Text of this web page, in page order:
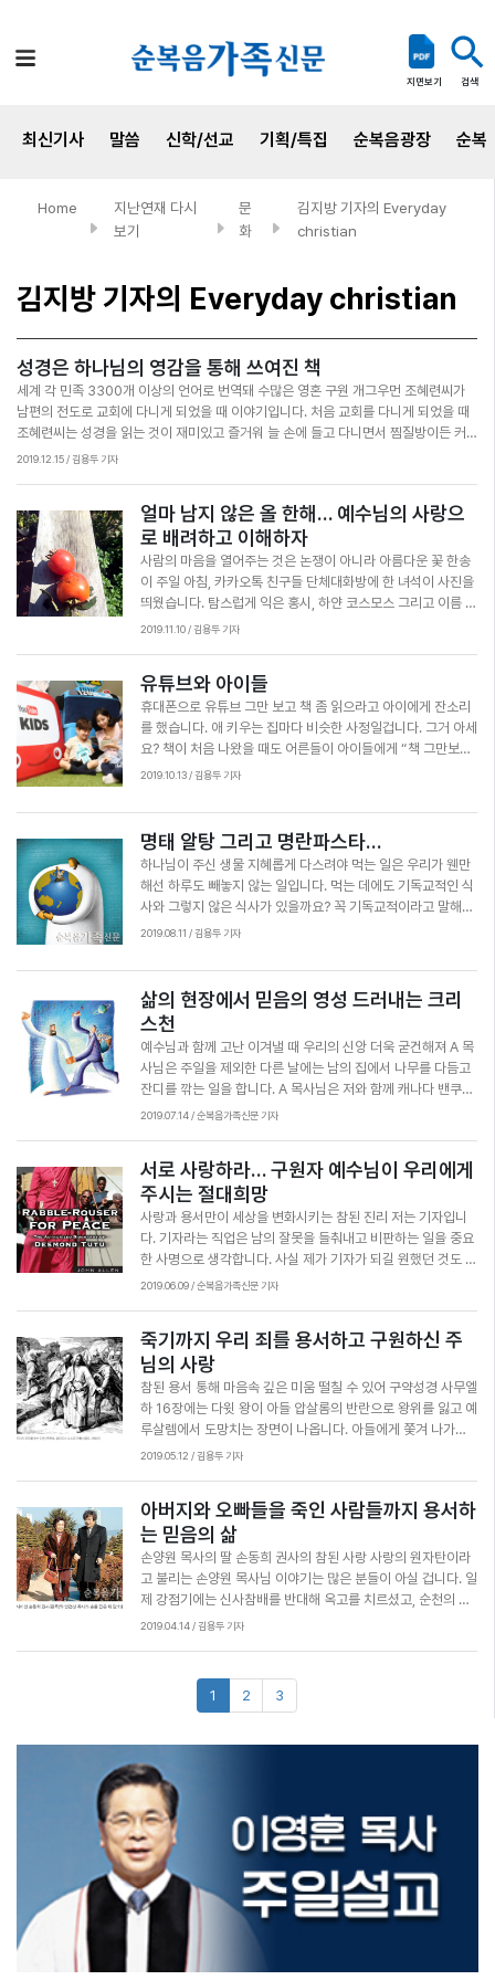
지면보기 검색
최신기사 말씀 신학/선교 기획/특집 순복음광장 순복
Home
지난연재 다시
보기
문
화
김지방 기자의 Everyday
christian
김지방 기자의 Everyday christian
성경은 하나님의 영감을 통해 쓰여진 책
세계 각 민족 3300개 이상의 언어로 번역돼 수많은 영혼 구원 개그우먼 조혜련씨가
남편의 전도로 교회에 다니게 되었을 때 이야기입니다. 처음 교회를 다니게 되었을 때
조혜련씨는 성경을 읽는 것이 재미있고 즐거워 늘 손에 들고 다니면서 찜질방이든 커
피숍이든 어디를 가든 작은 소리로 읽었습니다. 사람들을 만나면 먼저 성경 이야기부
경책에 하나님의 뜻이 모두 계시돼 있다고 믿고 ‘오직 성경’(Sola Scriptura)이라는
정신으로 이 책을 읽고 연구하고 묵상하고 설교합니다. 기독교 외에 다른 종교는 대개
혼자 명상을 하거나 몸을 수련해 도를 깨닫기를 추구한다거나 교주의 말을 맹종하거나
율법이나 강령을 지키는 것이 바른 신앙이라고 믿는 경우가 많습니다. 그런데 참 역설
적이게도 기독교만큼 경전을 다양하게 번역하는 종교가 없습니다. 이슬람교는 코란의
공식 번역을 금지하고 있고 유교도 사서삼경을 원문 그대로 외우고 또 외웁니다. 유독
마나 많은지 가장 권위 있는 번역본을 펴내는 성서공회에서 낸 성경만 해도 개역판 개
역개정판 표준새번역판 새번역판 등 시대에 따라 말이 바뀌듯 성경도 현대어에 맞게
여러 형태로 번역했습니다. 변함없는 진리의 하나님 말씀을 현대의 언어로 번역해 정
확하게 전달하려는 노력입니다. 성경책을 읽지만 책 너머에서 책을 통해 역사하는 하
나님을 믿기 때문입니다. 기독교는 책의 종교라면서도 문자에만 집착하지도 않고 그렇
다고 자유롭게 해석하도록 마냥 풀어놓지도 않습니다. 왜 그럴까요? 아마도 그 답은
‘성경은 하나님의 영감으로 씌여진 책’이라는 데에 있지 않나 싶습니다. 성경을 쓸 때
하나님이 개입하셔서 문자로 다 담기 어려운 깊은 의미까지 녹아들도록 영감을 주셨고
읽는 사람들도 성경 속에 담긴 하나님의 영감을 함께 받기를 바라는 마음으로 성경을
읽어야 한다는 겁니다. 예수님께서 바리새인이나 사두개인들을 질타하신 이유도 비슷
한 것 같습니다. 이들은 율법에 담긴 하나님의 사랑과 정의를 살리려 하기 보다 문자적
인 율법을 지키는데 집착하다가 하나님의 사랑을 잃어버렸습니다. 요즘 교회 안팎에서
기독교인들을 미혹시키는 이단들은 성경을 ‘있는 그대로’ 해석한다면서 자기네가 만든
을 구하는 것입니다. 교회의 목회자나 좋은 신앙서적, 신학서적을 참고하고 교회 공동
체 안에서 함께 성경을 공부합니다. 그래도 자신이 성경을 읽으면서 생각한 것이 과연
하나님의 뜻과 일치하는지 조심스럽게 묻고 조심스럽게 적용하면서 겸손하게 실천합
니다. 그 속에서 사랑의 열매가 맺히는지, 하나님의 영광이 드러나는지 지켜보면서 성
경 속에 담긴 참 뜻을 구합니다. 조심스러우니까 때로는 답답하게 느껴질 수도 있고
성숙해졌다는 증표일 수 있습니다. 신앙이 깊은 사람일수록 더욱더 자신의 생각이 하
나님의 뜻과 맞는지 조심하게 됩니다. 성경을 읽고 또 읽고 연구하는 까닭도 여기에 있
습니다. 그동안 이 지면을 통해 여의도순복음교회 성도님들을 뵈어서 참 감사했습니
다. 성경을 열심히 읽으며 또 세상 속에서 하나님의 뜻을 구하고 실천하다보면 또 다른
곳에서 뵙게 되리라 믿습니다. 그 때까지 안녕히 계십시오.<끝>
2019.12.15 / 김용두 기자
얼마 남지 않은 올 한해… 예수님의 사랑으
로 배려하고 이해하자
사람의 마음을 열어주는 것은 논쟁이 아니라 아름다운 꽃 한송
이 주일 아침, 카카오톡 친구들 단체대화방에 한 녀석이 사진을
띄웠습니다. 탐스럽게 익은 홍시, 하얀 코스모스 그리고 이름 모
르는 분홍색 꽃들 사진입니다. '올해 마지막 꽃들'이라고 한마디
어 보내준 니 마음도 꽃처럼 예쁘다." 지난 두 달간 참 큰 다툼이
있었습니다. 정치적인 견해가 다르다는 이유로 카카오톡이나
페이스북 같은 소셜미디어에서 서로 반목하는 일이 비일비재했
습니다. 단체 대화방에선 아예 정치와 관련된 얘기는 금지어가
되기도 했습니다. 저도 뭔가 말을 하려다 관두기도 했습니다. 왠
가을바람이 선선해질 무렵 친구가 보내준 꽃 사진이 유난히 더
고마웠던 이유입니다. 꽃과 열매를 찍은 사진이 상처 난 마음에
연고를 발라주는 듯 했습니다. 고백하자면 저는 꽃 산 나무 이런
사진을 별로 좋아하지 않았습니다. 등산길에 휴대폰을 꺼내 바
위와 나무와 꽃을 찍어 소셜미디어에 올리는 모습이 참 고리타
분하다 생각했습니다. 예전 싸이월드 시절부터 그랬습니다. 패
밀리 레스토랑에서 비싸고 화려한 음식 먹는 사진, 카페에서 음
게 파헤치는 주장, 남들이 생각 못했던 촌철살인의 시각을 소개
하려고 했습니다. 사람들이 '좋아요'를 많이 눌러주면 제 자신이
남들보다 조금 더 앞서가고 뛰어난 것 같은 착각에 빠졌습니다.
소셜미디어는 자유로운 공론의 장이 되어 가장 좋은 의견으로
사람들의 생각을 모아주리라 기대했습니다. 기대는 실망으로
바뀌었습니다. 논쟁이 벌어지면 사람들은 깊이 생각해보기 전
하고 비웃기 일쑤였습니다. 특히 정치적인 주제로 논쟁을 하면
모두 교회를 사랑하고 나라를 걱정하는 사람들인데도 서로 손
가락질하고 비난을 퍼붓곤 했습니다. 마음이 아팠습니다. 생각
이 같은 사람들끼리만 서로 '좋아요''멋져요'를 누르다보니, 나
와 생각이 다른 사람의 의견을 듣기는 갈수록 어려워졌습니다.
려 더 고립되는 것은 아닌가 하는 생각까지 들었습니다. 어차피
논쟁을 해봐야 끼리끼리 모여서 '좋아요'를 누르는 걸로 끝날 거
라면 좀 더 많은 사람들이 맘 편하게 즐길 수 있는 재미난 영상
이나 노래, 자연을 찍은 사진를 공유하는 편이 더 낫지 않겠습니
까. 현실을 외면하려는 것은 아닙니다. 사람의 마음을 열어주는
것은 치열한 논쟁이 아니라 아름다운 꽃 한송이라는 걸 이제야
알았다는 얘기입니다. 얼마 전 한 곡의 노래를 알게 되었습니다.
보니 손발이 시리고 참으로 곤하다. 인생이 이런 거지. 산다는
것이 쉬운 일 아니야. 저기 저기 보세요. 콘크리트 틈에 진달래
가 피었네. 아름다운 진달래 나를 보려 찾아왔구나. 진달래야 너
는 원망도 않고 모두를 반기는구나. 너를 만나 기쁘다. 안녕, 감
사해." 혹시 카카오톡, 페이스북, 유튜브 같은 소셜미디어에서
말다툼을 벌이다 멀어진 친구가 있습니까? 벌써 11월인데, 오
늘은 예쁜 낙엽 사진이나 한강 풍경 사진을 보내면서 이렇게 덧
붙여 보면 어떨까요. "친구야, 예쁜 걸 보니 니 생각이 난다. 속
상했지? 미안해. 예수님의 사랑으로 용서해줘. 우리 꽃처럼 다
시 웃자."
2019.11.10 / 김용두 기자
유튜브와 아이들
휴대폰으로 유튜브 그만 보고 책 좀 읽으라고 아이에게 잔소리
를 했습니다. 애 키우는 집마다 비슷한 사정일겁니다. 그거 아세
요? 책이 처음 나왔을 때도 어른들이 아이들에게 “책 그만보고
일 좀 하라”고 잔소리를 했다고 합니다. 책에 담긴 옛이야기나
사회문제가 됐다고 합니다. 새로운 미디어가 등장하면 늘 젊은
이들은 환호하고 어른들은 걱정했나봅니다. 우리 아이들이 어
른이 되면 더 어린 아이들에게 ‘게임 조금만 하고 유튜브로 공부
하라’고 잔소리를 할지도 모르겠습니다. 저는 요즘 유튜브 영상
을 만드는 일을 합니다. 일 때문에라도 유튜브를 많이 봐야 합니
다. “아이들이 부러워하는 직업이겠네요”라고 누군가 얘기한다
면 “하하… 그럴까요?”라고 답합니다. 유튜브에는 1분마다
이는 영상 한 두개를 보면 유튜브에서 척척 제가 좋아할만한 영
상을 추천해줍니다. 어른도 계속 빠져서 보게 만드니 아이들이
유튜브만 들여다보는 게 이해는 됩니다. 유튜브에는 다른 영상
에 비해 기독교 영상이 아직 많이 부족합니다. 목사님들의 설교
나 집회에서 부른 찬양, 간증이 많은데 아무래도 젊은이나 아이
습니다. 자기들끼리 ‘좋아요’도 많이 누르고 조회수도 올려주니
교회나 기독교단체들이 만든 영상보다 더 쉽게 검색이 됩니다.
가짜 뉴스 영상도 많습니다. 진짜 뉴스보다 더 자극적이고 단순
해서 진실이라고 믿기 쉽습니다. 사정이 이러니 유튜브 보지마
라고 잔소리를 할 수 밖에 없습니다. 책도 좀 읽고 밖에 나가 바
친구들끼리 모여 또 유튜브 볼 겁니다. 흑흑.) 유튜브를 못 보게
하는 건 불가능하고 바람직하지도 않습니다. 어차피 아이들이
유튜브로 정보도 얻고 공부도 하고 설교도 듣는다면, 좋은 영상
을 찾아 고를 수 있게 또 미리 유튜브 보는 시간을 정해 놓고 절
제할 수 있게 가르치는 일이 더 중요합니다. 제 생각에 가장 좋
은 유튜브 교육은 직접 영상을 만들어보는 겁니다. 직접 영상으
로 자신을 표현하고 다른 사람에게 ‘좋아요’를 받는 창작자, 요
즘 말로 크리에이터(Creator)가 되려는 사람들이 많습니다. 아
이들은 더 말할 것도 없지요. 친구들끼리 모여서 영상을 만들면
자연스럽게 밖으로 나가게 되겠지요? 무슨 내용을 어떻게 촬영
해서 편집할까 고민하다보면 짧은 유튜브 영상 한편을 만드는
데에도 얼마나 많은 공부와 노력이 필요한지도 저절로 깨닫게
될 겁니다. 또 어떤 영상이 진심을 담아 만든 좋은 영상인지, 어
떤 영상이 쉽게 인기만 끌려고 자극적으로 만든 엉터리 영상인
지 분별할 수 있는 눈도 생깁니다. 영상을 만드는데 시간이 제법
많이 듭니다. 아마 한 두편 만들다보면 힘들어서 못하겠다고 할
테니 너무 걱정할 필요는 없습니다. 만약 계속 영상을 만들겠다
고 하면 요즘 인기 있는 직업인 유튜버가 될 자질이 있을지 누가
떨까요? 우리 교회를 소개하는 영상, 교회를 다니는 것이 얼마
나 즐겁고 재미있는지 얘기하는 영상, 성경에 나오는 이야기를
미리 유튜브에서 목사님 설교나 교회 소개 영상을 찾아보는 경
우도 많거든요. 그리고 자녀와 함께 유튜브를 보시게 되면 제가
만들고 있는 ‘미션라이프’ 채널의 영상도 한번 봐주시길 부탁드
립니다. 꾸벅! 김지방(국민일보 기자)
2019.10.13 / 김용두 기자
명태 알탕 그리고 명란파스타…
하나님이 주신 생물 지혜롭게 다스려야 먹는 일은 우리가 웬만
해선 하루도 빼놓지 않는 일입니다. 먹는 데에도 기독교적인 식
사와 그렇지 않은 식사가 있을까요? 꼭 기독교적이라고 말해야
할지는 모르겠지만 하나님이 더 기뻐하시는 식사법은 있을 것
니다. 궤짝에 여러 마리를 집어넣어 상자 째로 팔 정도였으니까
요. 이름도 다양합니다. 잡은 그대로면 생태, 얼리면 동태, 말리
면 명태, 새끼는 노가리라고 불립니다. 구워 먹고 튀겨 먹고 국
끓여 먹는 건 기본입니다. 알은 명란젓, 내장은 창란젓, 아가미
는 아가미젓을 만들어 먹지요. 알만 모아서 매운탕처럼 끓여내
는 알탕은 가장 값싸게 생선 맛을 볼 수 있는 요리였지요. 이 명
태가 귀한 몸이 되었습니다. 이미 80년대부터 동해바다에서 잡
히는 양이 급격히 줄어들었고 2008년부터 사실상 명태 어획
량은 0이 되었다고 합니다. 동해 바다에서 찾아보기도 힘들어
서 산 채로 잡은 명태는 정부가 한 마리에 50만원을 주고 사들
인다고 합니다. 어쩌다 이렇게 됐을까요? 여러 이유가 있지만
새끼까지 잡아서 구워먹고 알마저 젓을 담그고 탕을 끓여 먹으
니 제대로 번식할 기회마저 없지 않았을까 싶습니다. 한국인의
명태 소비량은 연간 30 만톤이 넘는다고 하니 그만큼 또 러시
아나 일본 혹은 미국이나 캐나다의 바다에서 잡은 걸 수입해 와
야 합니다. 지구의 70%가 바다이고 물고기들은 한 번에 수 만
데 그게 아니었습니다. 미국과 캐나다에서도 이미 명태의 사촌
인 대구가 멸종 위기에 있습니다. 이대로라면 알을 품은 암컷을
산 채로 장을 담그는 걸 최고로 치는 꽃게나 알 자체가 최고급
요리로 꼽히는 철갑상어와 연어도 밥상에서 사라지게 될지 모
릅니다. 창세기 1장 28절을 보면 하나님께서는 사람을 만드시
고는 “바다의 물고기와 하늘의 새와 땅에 움직이는 모든 생물을
다스리라”고 명령하셨습니다. 우리는 과연 바다의 물고기를 포
우 개인이 취미 삼아 낚시를 하려고 해도 반드시 면허를 받아야
합니다. 면허는 1년에 몇 만원에 해당하는 돈만 내면 쉽게 받을
수 있지만 그 과정에서 어떤 물고기는 잡으면 안 되는지 배우게
됩니다. 크기가 손바닥보다 작은 물고기는 잡아도 놔줘야 하고
크기가 크더라도 암컷은 무조건 놔줘야 합니다. 또 하루에 한 사
람이 잡을 수 있는 물고기도 딱 2마리로 제한됩니다. 물고기가
게 합니다. 한마디로 취미로만 낚시를 해야 하고 물고기들이 알
을 낳고 번식하는 걸 방해해선 안 된다는 거죠. 만약 이런 규제
십 만원에 해당하는 벌금을 내야 합니다. 낚시꾼이 모이는 곳마
다 감독관이 있어서 아주 강력하게 처벌합니다. 낚시면허제도
는 캐나다만 아니라 미국 독일 프랑스 같은 여러 선진국에서 시
행되고 있습니다. 물론 바다에서 물고기가 사라지는게 낚시꾼
만의 책임은 아닙니다. 갈수록 뜨거워지는 지구온난화 탓도 있
고 훨씬 더 많은 물고기를 잡는 상업 어선들이 얼마나 법규정을
잘 지키는지도 따져봐야 합니다. 그래서 더더욱 기독교인이라
면 낚시꾼이나 어부들만 탓할 게 아니라 나부터 물고기까지도
잘 다스리라는 하나님의 명령을 어떻게 실천할지 고민해야 합
니다. 알탕이나 명란파스타 주문을 줄이는 것부터 시작하면 어
떨까요? 우리 아이들이 명태를 그림책에서 멸종 동물로 배우기
2019.08.11 / 김용두 기자
삶의 현장에서 믿음의 영성 드러내는 크리
스천
예수님과 함께 고난 이겨낼 때 우리의 신앙 더욱 굳건해져 A 목
사님은 주일을 제외한 다른 날에는 남의 집에서 나무를 다듬고
잔디를 깎는 일을 합니다. A 목사님은 저와 함께 캐나다 밴쿠버
의 대학원에 다니는 학생입니다. 여기서 공부하는 학생들 절반
사님처럼 다양한 아르바이트를 하고 있습니다. 공부도 하고 가
족도 먹여 살려야 하니까요. 정원사 일을 하는 A 목사님은 "교
회에서만 아니라 일터에서도 하나님의 이름을 기억하고 그리스
도인답게 살아야 한다는 가르침을 직접 실천해보려고 노력한
다"면서도 "솔직히 일을 하다보면 힘들다는 것 말고는 아무 생
각도 안 난다"고 말했습니다. 목사님은 "평신도들이 주일에 교
으니 두 가지 이야기가 생각났습니다. 하나는 어느 목사님께서
사역하는 교회를 옮기시는 중에 잠깐 일반 직장에서 일을 했는
데, 여름성경학교를 위해서 휴가를 쓰겠다고 했다가 욕을 바가
지로 먹고는 결국 사표를 썼다는 얘기였습니다. 이 목사님은
"내가 얼마나 세상을 몰랐는지 뒤늦게 깨닫고 펑펑 울었다"며
요일부터 토요일까지도 신앙인으로 살아야 한다는 말은 쉽게
하지만 사실 교회에 나오지 않는 평일, 더구나 직장이나 믿지 않
는 사람들과의 인간관계 속에서 하나님을 기억하고 성경대로
살기 위해 노력하는 일은 쉽지 않습니다. 우선 일이나 관계에 집
중하다보면 다른 생각을 할 겨를이 없고 그리스도인답게 살아
기가 어렵기 때문입니다. 또 하나는 저의 어머니 이야기입니다.
제가 아직 어릴 때 아버지가 돌아가셔서 어머니는 혼자 4명의
아들과 딸을 키우셨습니다. 어머니는 늦은 밤 집에서 예배를 드
리면서 찬송가를 부르다 자주 우셨습니다. "험한 시험 물속에서
소서." 지금 와서 생각해보면 매일 저녁 단칸방에서 드리던 그
예배가 주는 위로와 힘 덕분에 저희 가족이 어려운 시절을 견뎌
낸 것 같습니다. 때로는 세상에서 당하는 고난이 우리에게 오히
려 유익이 될 때가 있습니다. 고난을 이겨내기 위해 예수님을 기
억하고 의지한다면 고난을 거친 뒤 우리의 믿음은 더 굳건해지
기 때문입니다. 월요일부터 토요일까지 세상 속에서 살아가는
동안에도 그리스도인이라는 생각을 버리지 않고 역경과 유혹에
굴복하지 않으며 그리스도인답게 살려고 노력하는 것이 바로
영적 체력 단련의 시작입니다. 근육을 기르려는 사람이 일주일
에 하루만 운동하는 것으로 만족하지 않듯이 우리도 영적 체력
을 기르려면 평일에도 직장에서도 가정이나 학교에서도 항상
2019.07.14 / 순복음가족신문 기자
서로 사랑하라… 구원자 예수님이 우리에게
주시는 절대희망
사랑과 용서만이 세상을 변화시키는 참된 진리 저는 기자입니
다. 기자라는 직업은 남의 잘못을 들춰내고 비판하는 일을 중요
한 사명으로 생각합니다. 사실 제가 기자가 되길 원했던 것도 우
리 사회의 감춰진 비리를 찾아내고 바로 잡아 더 나은 세상을 만
원, 재벌 총수, 경찰과 판사까지 수많은 사람을 향해 공개적으로
꾸짖었습니다. 제가 쓴 기사 때문에 어떤 사람은 자리에서 쫓겨
나고 어떤 사람은 공천을 받지 못해 정치에서 은퇴하기도 했습
니다. 사람만 아니라 잘못된 정부 정책, 비합리적인 행태, 왜곡
된 가치관도 수없이 지적하고 잘잘못을 가려보려 했습니다. 정
부가 잘못을 바로 잡고 새로운 정책을 도입하는 것을 보며 보람
뒤집히기도 했습니다. 그런데 세상이 생각만큼 많이 바뀌지는
않았습니다. 좋은 의도로 시작했던 변화가 나중에는 더 나쁜 결
과를 가져오는 것도 보았습니다. 더 가슴 아픈 것은 20년 전과
비교해 보면 요즘엔 오히려 서로 손가락질하고 혐오하는 모습
이 더 심해진 것처럼 보인다는 점이었습니다. 기자들마저 쓰레
모습에서 저는 역사가 남긴 깊은 고통을 보았습니다. 한국인이
20세기에 겪은 식민지 경험과 전쟁의 공포가 남긴 분노와 불안
성장을 이루면서 독재와 싸우고 민주화를 성취한 우리의 역사
는 자랑스럽고 위대하지만 그 과정에서 우리 마음속에는 미움
과 원한이 너무 많이 쌓여 버렸습니다. 어떻게 하면 이 역사의
상처를 치유할 수 있을까? 이 공포와 분노를 어떻게 극복할 수
있을까? 저는 저희와 비슷한 경험을 가진 다른 나라의 사례가
있는지 찾아보았습니다. 지난 1년 동안 이 지면을 통해 소개한
여러 사람들의 이야기가 바로 제가 찾은 사례들이었습니다. 수
백 년간 노예생활을 했던 흑인들, 하루에 수백 명씩 처형했던 독
재정권, 부모를 죽인 원수의 손에 길러진 아이들… 그 이야기들
을 따라가면서 솔직히 제 마음 한켠에선 안도의 한숨이 나왔습
니다. “우리만이 아니었구나. 이념 갈등과 식민주의와 전쟁과
독재 속에서 서로를 죽일 만큼 미워하고 괴로워했던 것은 한국
2019.06.09 / 순복음가족신문 기자
죽기까지 우리 죄를 용서하고 구원하신 주
님의 사랑
참된 용서 통해 마음속 깊은 미움 떨칠 수 있어 구약성경 사무엘
하 16장에는 다윗 왕이 아들 압살롬의 반란으로 왕위를 잃고 예
루살렘에서 도망치는 장면이 나옵니다. 아들에게 쫓겨 나가는
초라한 다윗 앞에 시므이라는 인물이 등장합니다. 시므이는 다
돌팔매질을 하며 이렇게 욕설을 퍼붓습니다. "피를 흘린 자여
사악한 자여 가거라 가거라 사울의 족속의 모든 피를 야훼께서
네게로 돌리셨도다. 그를 이어서 네가 왕이 되었으나 야훼께서
나라를 네 아들 압살롬의 손에 넘기셨도다 보라 너는 피를 흘린
자이므로 화를 자초하였느니라 하는지라"(삼하 16:7~8). 똑같
은 구절을 쉬운 말 성경으로 읽으면 시므이가 다윗을 얼마나 저
망하게 된 거다." 시므이는 자기 집안의 어른이었던 사울과 그
의 아들들이 죽은 것이 모두 다윗 때문이라고 오랫동안 원망했
이 큽니다. 다윗이 밧세바를 탐하는 죄를 저지른 직후 왕위를 이
을 왕세자로 삼았던 아들 암논이 배다른 누이 다말을 성폭행하
는 사건이 벌어졌습니다. 아버지의 잘못을 아들이 똑같이 되풀
이한 셈입니다. 다말의 친오빠였던 압살롬은 2년 동안 이를 갈
다가 아버지 다윗을 꾀어 암논을 죽이는 복수를 하고 아버지의
왕좌까지 빼앗는 복수를 했습니다. 다윗은 여기에 더해 자신의
처갓집이라고 할 수 있는 사울의 집안 사람 시므이에게서 저주
와 욕설을 듣게 됐습니다. 다윗의 신하가 시므이를 죽이려 했지
만 다윗은 만류하며 이렇게 말했습니다. "내 몸에서 태어난 아
들도 나를 죽이려 하는데 하물며 사울의 집안사람이야 더 말해
무얼 하겠습니까. 하나님이 저주하라고 시켰다면 어찌 막겠습
니까. 오히려 내가 이런 수모를 당하는 모습을 주님이 불쌍히 보
2019.05.12 / 김용두 기자
아버지와 오빠들을 죽인 사람들까지 용서하
는 믿음의 삶
손양원 목사의 딸 손동희 권사의 참된 사랑 사랑의 원자탄이라
고 불리는 손양원 목사님 이야기는 많은 분들이 아실 겁니다. 일
제 강점기에는 신사참배를 반대해 옥고를 치르셨고, 순천의 나
환자시설 애양원에서 목회를 하다 1948년 혼란스러운 해방정
십니다. 손 목사님은 결국 6.25전쟁 때 인민군에 총살당해 순
교하셨습니다. 손 목사님에게는 모두 5명의 자녀가 있었습니
를 이해할 수 없었습니다. 가장 사랑하고 따랐던 오빠를 하루아
침에 공산주의자의 손에 잃은 것만 해도 커다란 충격인데 오빠
를 죽인 사람을 자신의 집에 데려와 오빠라고 부르라니요. 거기
다 아버지는 아들을 죽인 공산주의자들을 용서했지만 그들은
끝내 아버지까지 죽였습니다. 동희는 아버지만 아니라 하나님
도 이해할 수 없었습니다. 아니, 과연 하나님이 계시기는 한 것
일까, 의문을 지울 수 없었습니다. 교회를 나가기는 했지만 예배
당 장의자에 앉아만 있었을 뿐 그의 마음은 닫혀있었습니다.
2008년 무렵 제가 만난 손동희 권사는 당시의 심정을 이렇게
토로했습니다. “내 가슴은 돌이 되었고 내 입술에선 하나님을
원망하는 말만 나왔습니다. 두 오빠의 죽음이 입술의 슬픔이었
2019.04.14 / 김용두 기자
2 3